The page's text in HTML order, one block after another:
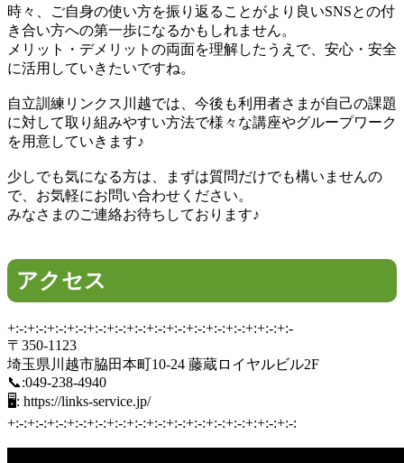
時々、ご自身の使い方を振り返ることがより良いSNSとの付
き合い方への第一歩になるかもしれません。
メリット・デメリットの両面を理解したうえで、安心・安全
に活用していきたいですね。
自立訓練リンクス川越では、今後も利用者さまが自己の課題
に対して取り組みやすい方法で様々な講座やグループワーク
を用意していきます♪
少しでも気になる方は、まずは質問だけでも構いませんの
で、お気軽にお問い合わせください。
みなさまのご連絡お待ちしております♪
アクセス
+:-:+:-:+:-:+:-:+:-:+:-:+:-:+:-:+:-:+:-:+:-:+:-:+:+:-:+:-
〒350-1123
埼玉県川越市脇田本町10-24 藤蔵ロイヤルビル2F
📞:049-238-4940
🖥: https://links-service.jp/
+:-:+:-:+:-:+:-:+:-:+:-:+:-:+:-:+:-:+:-:+:-:+:-:+:+:-:+:-: